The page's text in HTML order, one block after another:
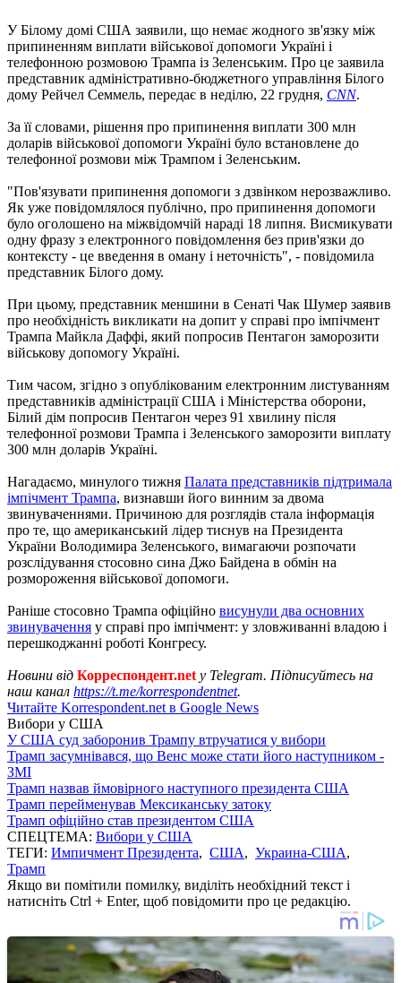
У Білому домі США заявили, що немає жодного зв'язку між
припиненням виплати військової допомоги Україні і
телефонною розмовою Трампа із Зеленським. Про це заявила
представник адміністративно-бюджетного управління Білого
дому Рейчел Семмель, передає в неділю, 22 грудня, CNN.
За її словами, рішення про припинення виплати 300 млн
доларів військової допомоги Україні було встановлене до
телефонної розмови між Трампом і Зеленським.
"Пов'язувати припинення допомоги з дзвінком нерозважливо.
Як уже повідомлялося публічно, про припинення допомоги
було оголошено на міжвідомчій нараді 18 липня. Висмикувати
одну фразу з електронного повідомлення без прив'язки до
контексту - це введення в оману і неточність", - повідомила
представник Білого дому.
При цьому, представник меншини в Сенаті Чак Шумер заявив
про необхідність викликати на допит у справі про імпічмент
Трампа Майкла Даффі, який попросив Пентагон заморозити
військову допомогу Україні.
Тим часом, згідно з опублікованим електронним листуванням
представників адміністрації США і Міністерства оборони,
Білий дім попросив Пентагон через 91 хвилину після
телефонної розмови Трампа і Зеленського заморозити виплату
300 млн доларів Україні.
Нагадаємо, минулого тижня Палата представників підтримала
імпічмент Трампа, визнавши його винним за двома
звинуваченнями. Причиною для розглядів стала інформація
про те, що американський лідер тиснув на Президента
України Володимира Зеленського, вимагаючи розпочати
розслідування стосовно сина Джо Байдена в обмін на
розмороження військової допомоги.
Раніше стосовно Трампа офіційно висунули два основних
звинувачення у справі про імпічмент: у зловживанні владою і
перешкоджанні роботі Конгресу.
Новини від Корреспондент.net у Telegram. Підписуйтесь на
наш канал https://t.me/korrespondentnet.
Читайте Korrespondent.net в Google News
Вибори у США
У США суд заборонив Трампу втручатися у вибори
Трамп засумнівався, що Венс може стати його наступником -
ЗМІ
Трамп назвав ймовірного наступного президента США
Трамп перейменував Мексиканську затоку
Трамп офіційно став президентом США
СПЕЦТЕМА: Вибори у США
ТЕГИ: Импичмент Президента, США, Украина-США,
Трамп
Якщо ви помітили помилку, виділіть необхідний текст і
натисніть Ctrl + Enter, щоб повідомити про це редакцію.